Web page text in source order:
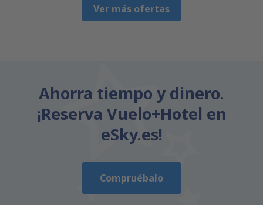
Ver más ofertas
Ahorra tiempo y dinero.
¡Reserva Vuelo+Hotel en
eSky.es!
Compruébalo